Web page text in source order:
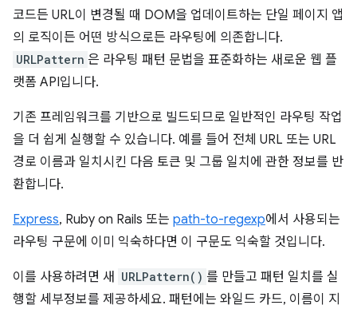
코드든 URL이 변경될 때 DOM을 업데이트하는 단일 페이지 앱
의 로직이든 어떤 방식으로든 라우팅에 의존합니다.
URLPattern 은 라우팅 패턴 문법을 표준화하는 새로운 웹 플
랫폼 API입니다.
기존 프레임워크를 기반으로 빌드되므로 일반적인 라우팅 작업
을 더 쉽게 실행할 수 있습니다. 예를 들어 전체 URL 또는 URL
경로 이름과 일치시킨 다음 토큰 및 그룹 일치에 관한 정보를 반
환합니다.
Express, Ruby on Rails 또는 path-to-regexp에서 사용되는
라우팅 구문에 이미 익숙하다면 이 구문도 익숙할 것입니다.
이를 사용하려면 새 URLPattern() 를 만들고 패턴 일치를 실
행할 세부정보를 제공하세요. 패턴에는 와일드 카드, 이름이 지